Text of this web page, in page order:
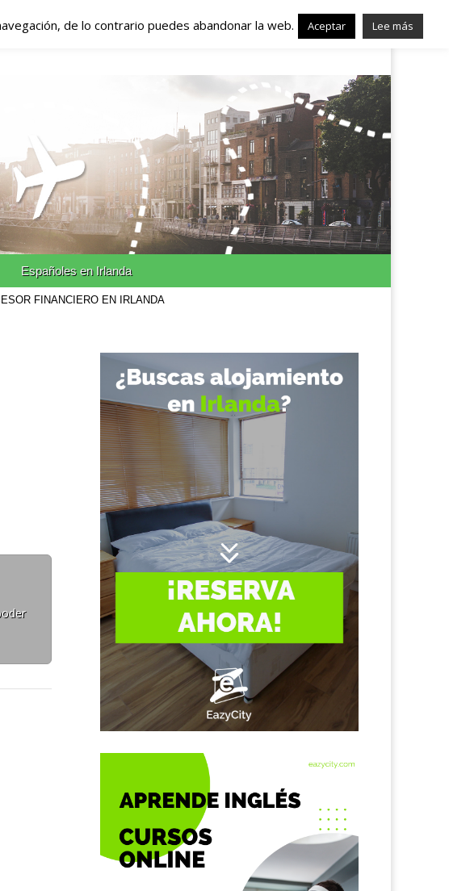
– Trabajo en
Españoles en Irlanda
FINANCIERO EN IRLANDA
de lo contrario puedes abandonar la web. Aceptar Lee más